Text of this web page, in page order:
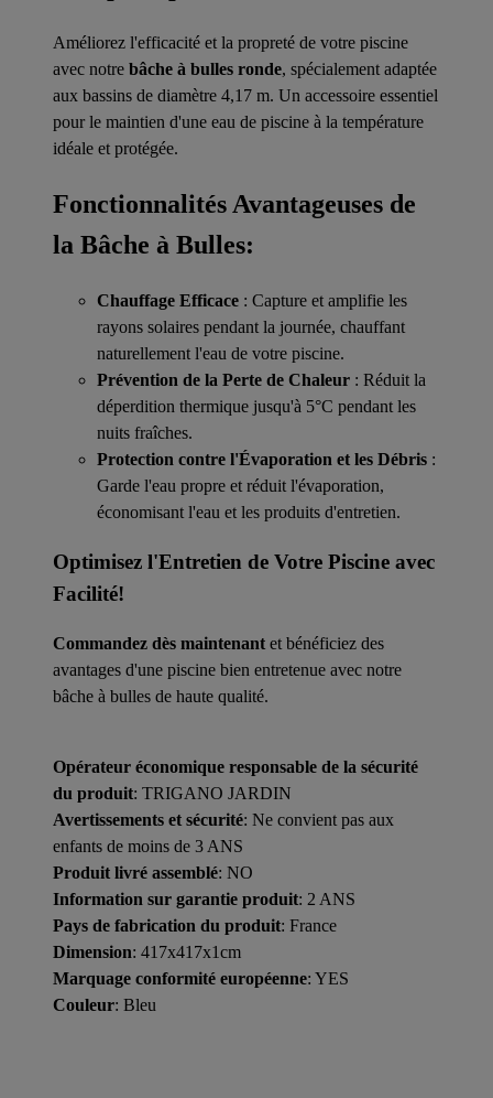
Améliorez l'efficacité et la propreté de votre piscine
avec notre bâche à bulles ronde, spécialement adaptée
aux bassins de diamètre 4,17 m. Un accessoire essentiel
pour le maintien d'une eau de piscine à la température
idéale et protégée.
Fonctionnalités Avantageuses de
la Bâche à Bulles:
Chauffage Efficace : Capture et amplifie les
rayons solaires pendant la journée, chauffant
naturellement l'eau de votre piscine.
Prévention de la Perte de Chaleur : Réduit la
déperdition thermique jusqu'à 5°C pendant les
nuits fraîches.
Protection contre l'Évaporation et les Débris :
Garde l'eau propre et réduit l'évaporation,
économisant l'eau et les produits d'entretien.
Optimisez l'Entretien de Votre Piscine avec
Facilité!
Commandez dès maintenant et bénéficiez des
avantages d'une piscine bien entretenue avec notre
bâche à bulles de haute qualité.
Opérateur économique responsable de la sécurité
du produit: TRIGANO JARDIN
Avertissements et sécurité: Ne convient pas aux
enfants de moins de 3 ANS
Produit livré assemblé: NO
Information sur garantie produit: 2 ANS
Pays de fabrication du produit: France
Dimension: 417x417x1cm
Marquage conformité européenne: YES
Couleur: Bleu